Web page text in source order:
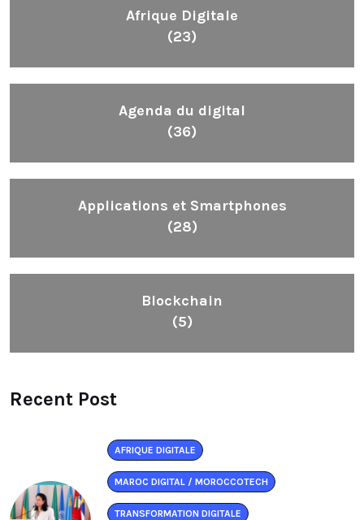
Afrique Digitale
(23)
Agenda du digital
(36)
Applications et Smartphones
(28)
Blockchain
(5)
Recent Post
AFRIQUE DIGITALE
MAROC DIGITAL / MOROCCOTECH
TRANSFORMATION DIGITALE